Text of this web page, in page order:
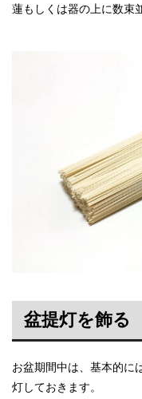
蓮もしくは器の上に数束
盆提灯を飾る
お盆期間中は、基本的に
灯しておきます。